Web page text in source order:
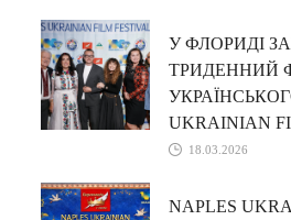
У ФЛОРИДІ
ТРИДЕННИЙ
UKRAINIAN
18.03.2026
NAPLES